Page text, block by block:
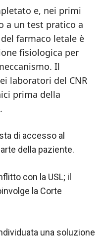
e, nei primi
a un test pratico a
farmaco letale è
fisiologica per
Il
laboratori del CNR
prima della
di accesso al
della paziente.
con la USL; il
la Corte
una soluzione